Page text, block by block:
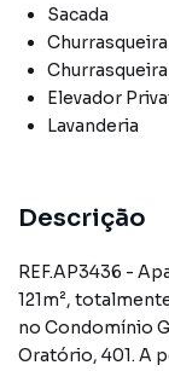
Sacada
Churrasqueira
Churrasqueira
Elevador
Lavanderia
Descrição
REF.AP3436 -
121m²,
no Condomínio
Oratório, 401. A